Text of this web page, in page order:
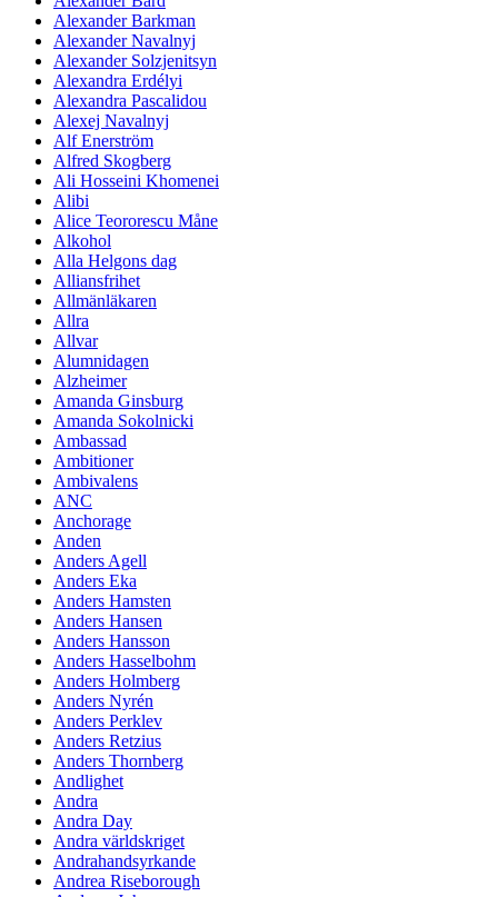
Alexander Barkman
Alexander Navalnyj
Alexander Solzjenitsyn
Alexandra Erdélyi
Alexandra Pascalidou
Alexej Navalnyj
Alf Enerström
Alfred Skogberg
Ali Hosseini Khomenei
Alibi
Alice Teororescu Måne
Alkohol
Alla Helgons dag
Alliansfrihet
Allmänläkaren
Allra
Allvar
Alumnidagen
Alzheimer
Amanda Ginsburg
Amanda Sokolnicki
Ambassad
Ambitioner
Ambivalens
ANC
Anchorage
Anden
Anders Agell
Anders Eka
Anders Hamsten
Anders Hansen
Anders Hansson
Anders Hasselbohm
Anders Holmberg
Anders Nyrén
Anders Perklev
Anders Retzius
Anders Thornberg
Andlighet
Andra
Andra Day
Andra världskriget
Andrahandsyrkande
Andrea Riseborough